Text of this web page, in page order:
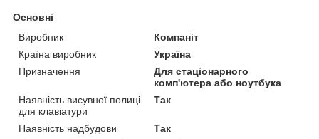
Основні
Виробник
Компаніт
Країна виробник
Україна
Призначення
Для стаціонарного
комп'ютера або ноутбука
Наявність висувної полиці
для клавіатури
Так
Наявність надбудови
Так